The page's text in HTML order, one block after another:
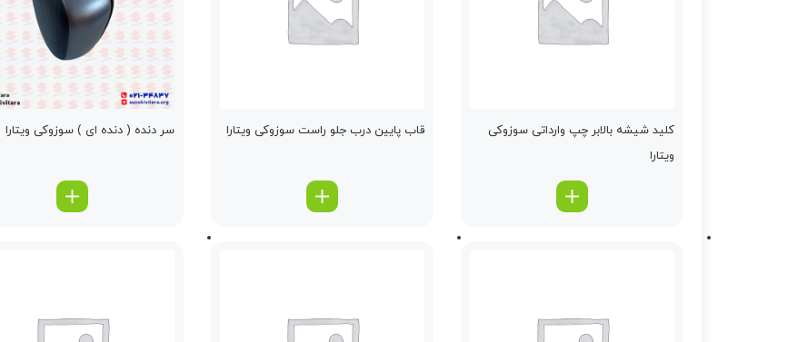
كلید شیشه بالابر چپ وارداتی سوزوکی
ویتارا
قاب پایین درب جلو راست سوزوکی ویتارا سر دنده ( دنده ای ) سوزوکی ویتارا